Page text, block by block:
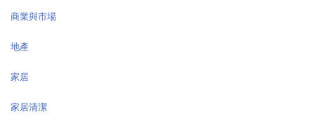
商業與市場
地產
家居
家居清潔